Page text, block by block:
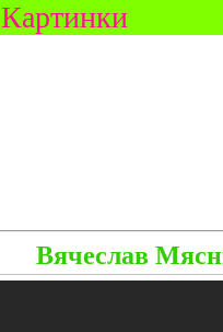
Картинки
Вячеслав